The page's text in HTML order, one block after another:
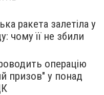
ракета залетіла у
чому її не збили
операцію
призов" у понад